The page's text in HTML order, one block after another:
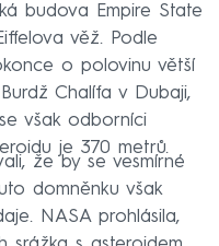
budova Empire State
věž. Podle
o polovinu větší
Chalífa v Dubaji,
však odborníci
je 370 metrů.
že by se vesmírné
domněnku však
NASA prohlásila,